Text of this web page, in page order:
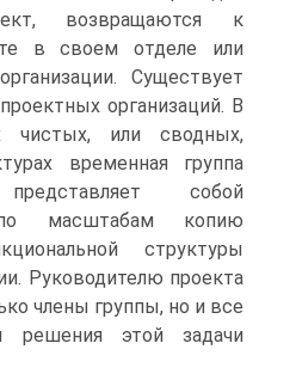
возвращаются к
в своем отделе или
Существует
организаций. В
чистых, или сводных,
временная группа
собой
масштабам копию
структуры
Руководителю проекта
члены группы, но и все
решения этой задачи